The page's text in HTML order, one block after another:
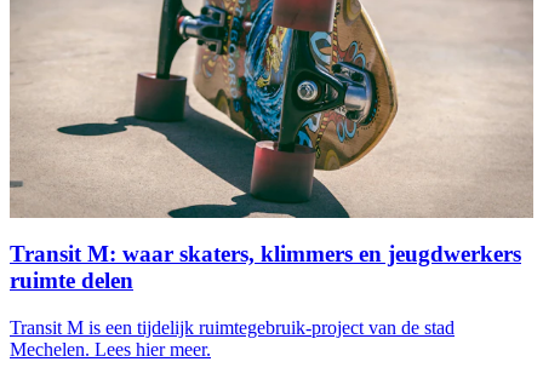
Transit M: waar skaters, klimmers en jeugdwerkers
ruimte delen
Transit M is een tijdelijk ruimtegebruik-project van de stad
Mechelen. Lees hier meer.